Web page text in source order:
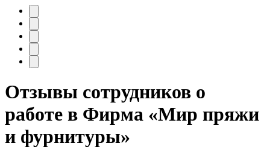
Отзывы сотрудников о
работе в Фирма «Мир пряжи
и фурнитуры»